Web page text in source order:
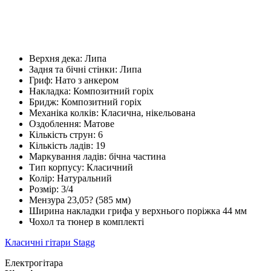
Верхня дека: Липа
Задня та бічні стінки: Липа
Гриф: Нато з анкером
Накладка: Композитний горіх
Бридж: Композитний горіх
Механіка колків: Класична, нікельована
Оздоблення: Матове
Кількість струн: 6
Кількість ладів: 19
Маркування ладів: бічна частина
Тип корпусу: Класичний
Колір: Натуральний
Розмір: 3/4
Мензура 23,05? (585 мм)
Ширина накладки грифа у верхнього поріжка 44 мм
Чохол та тюнер в комплекті
Класичні гітари Stagg
Електрогітара